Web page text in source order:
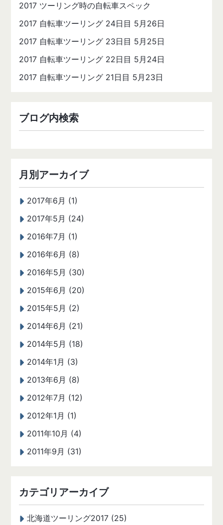
2017 ツーリング時の自転車スペック
2017 自転車ツーリング 24日目 5月26日
2017 自転車ツーリング 23日目 5月25日
2017 自転車ツーリング 22日目 5月24日
2017 自転車ツーリング 21日目 5月23日
ブログ内検索
月別アーカイブ
2017年6月 (1)
2017年5月 (24)
2016年7月 (1)
2016年6月 (8)
2016年5月 (30)
2015年6月 (20)
2015年5月 (2)
2014年6月 (21)
2014年5月 (18)
2014年1月 (3)
2013年6月 (8)
2012年7月 (12)
2012年1月 (1)
2011年10月 (4)
2011年9月 (31)
カテゴリアーカイブ
北海道ツーリング2017 (25)